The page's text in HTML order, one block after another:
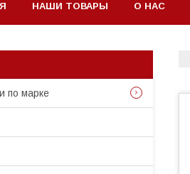
НАШИ ТОВАРЫ О НАС
по марке